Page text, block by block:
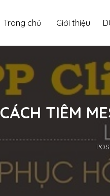
Trang chủ Giới thiệu
CÁCH TIÊM